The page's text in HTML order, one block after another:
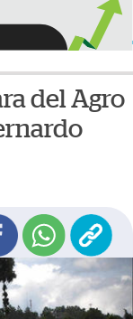
del Agro